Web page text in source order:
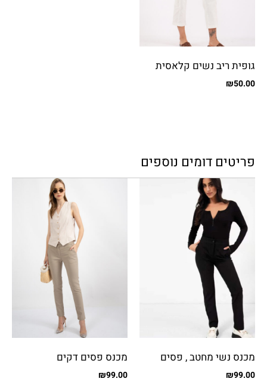
גופית ריב נשים קלאסית
₪50.00
פריטים דומים נוספים
מכנס נשי מחטב , פסים
דקים₪99.00
מכנס פסים דקים
₪99.00